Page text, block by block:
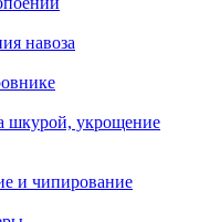
навоза
шкурой, укрощение
и чипирование